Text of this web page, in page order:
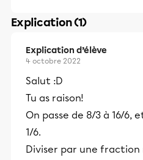
Explication (1)
Explication d’élève
4 octobre 2022
Salut :D
Tu as raison!
On passe de 8/3 à 16/6,
1/6.
Diviser par une